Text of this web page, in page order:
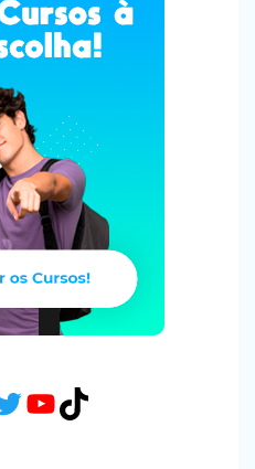
YouTube
TikTok